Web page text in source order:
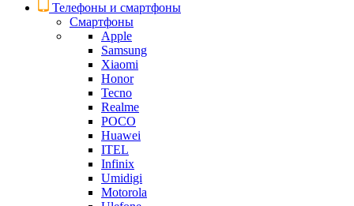
Телефоны и смартфоны
Смартфоны
Apple
Samsung
Xiaomi
Honor
Tecno
Realme
POCO
Huawei
ITEL
Infinix
Umidigi
Motorola